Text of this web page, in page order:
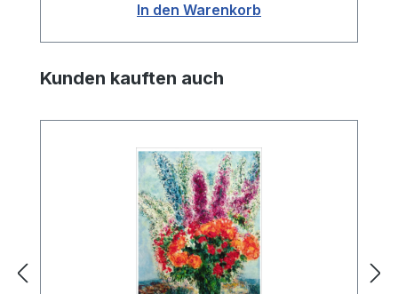
In den Warenkorb
Produktgalerie überspringen
Kunden kauften auch